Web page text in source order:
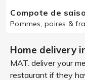
Compote de
Pommes, poires &
Home delivery
MAT. deliver your
restaurant if they